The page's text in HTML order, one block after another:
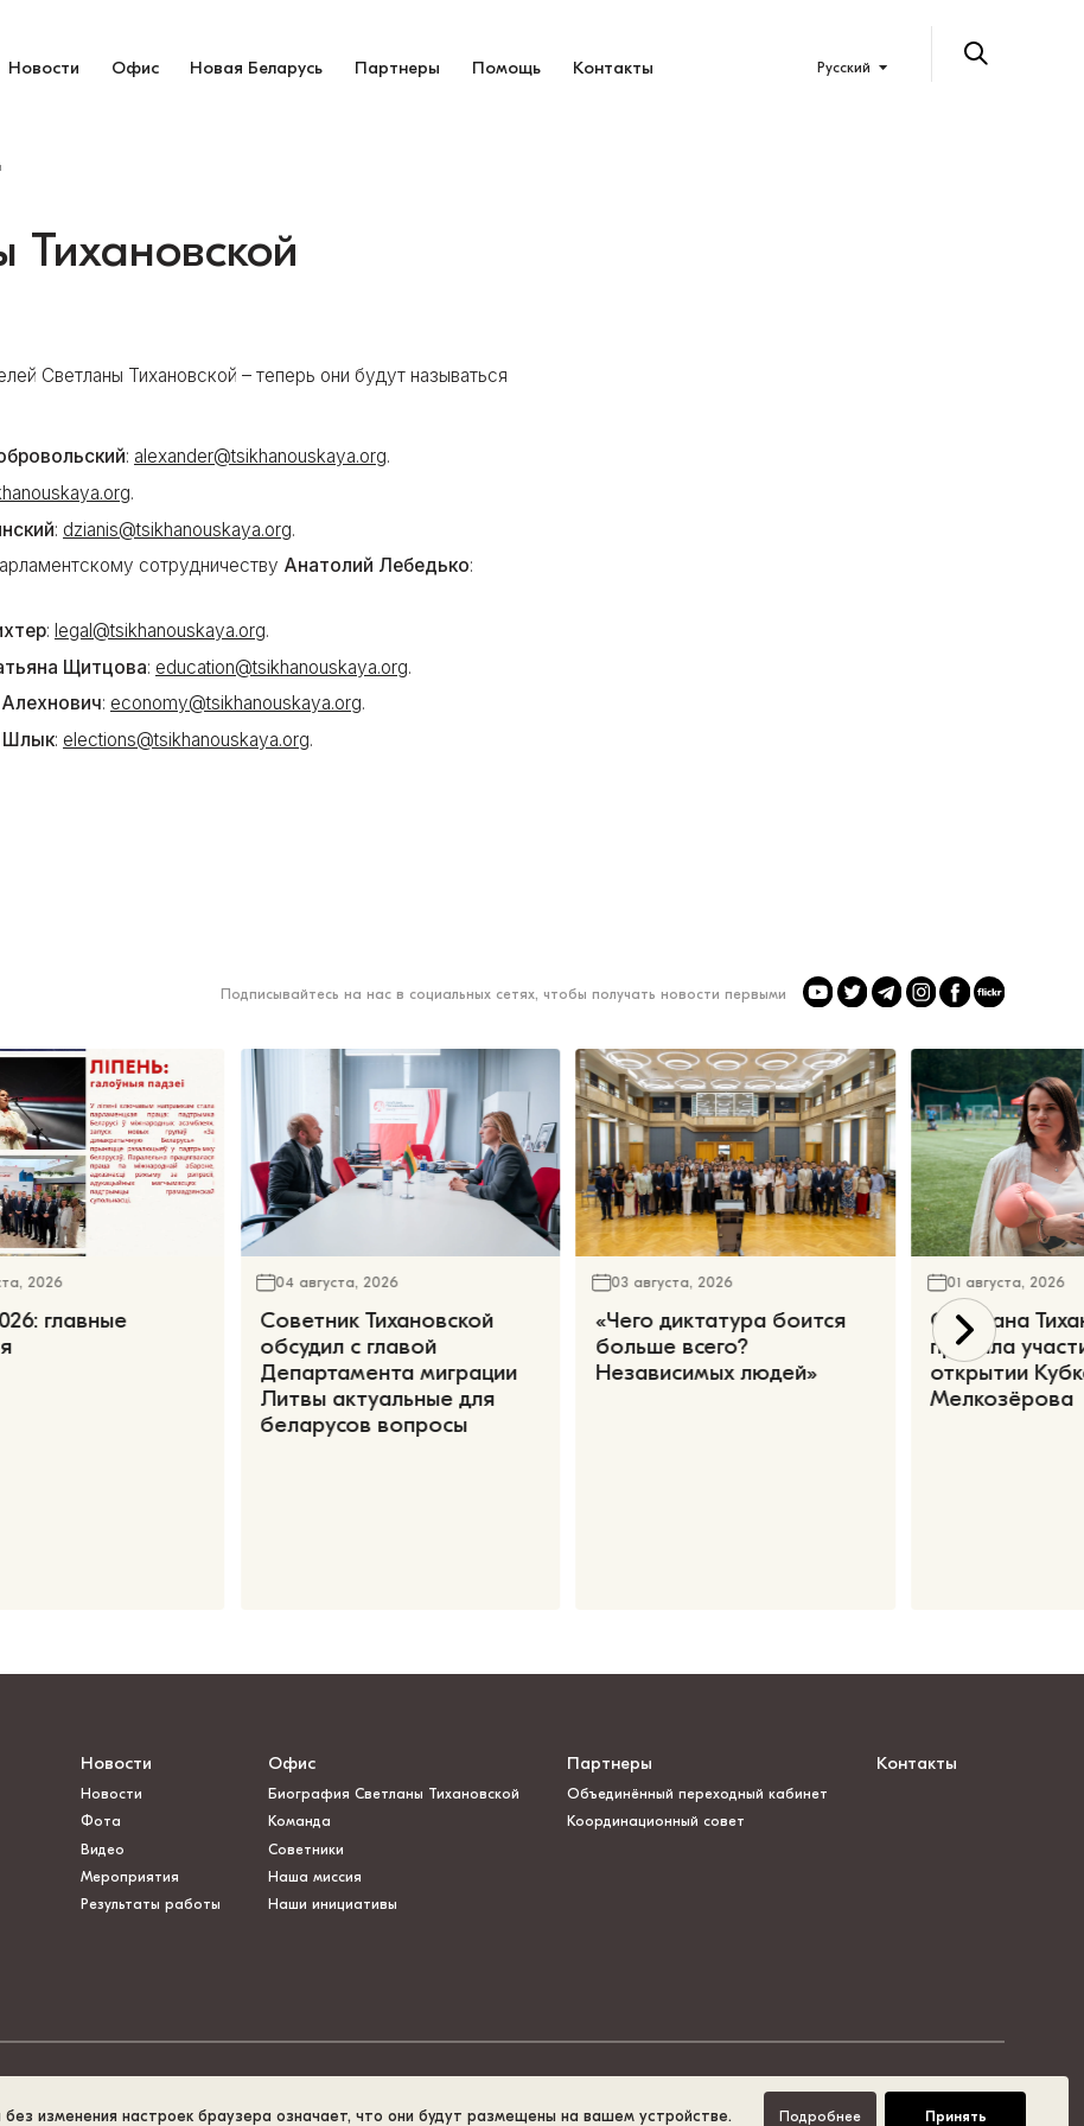
изменения настроек браузера означает, что они будут размещены на вашем устройстве. Подробнее Принять
Новости Офис Новая Беларусь Партнеры Помощь Контакты Русский
Тихановской
Светланы Тихановской – теперь они будут называться
: alexander@tsikhanouskaya.org.
.
: dzianis@tsikhanouskaya.org.
сотрудничеству Анатолий Лебедько:
: legal@tsikhanouskaya.org.
Щитцова: education@tsikhanouskaya.org.
: economy@tsikhanouskaya.org.
Шлык: elections@tsikhanouskaya.org.
Подписывайтесь на нас в социальных сетях, чтобы получать новости первыми
2026
главные
04 августа, 2026
Советник Тихановской
обсудил с главой
Департамента миграции
Литвы актуальные для
беларусов вопросы
03 августа, 2026
«Чего диктатура боится
больше всего?
Независимых людей»
01 августа, 2026
Светлана
приняла
открытии
Мелкозёрова
Новости
Новости
Фота
Видео
Мероприятия
Результаты работы
Офис
Биография Светланы Тихановской
Команда
Советники
Наша миссия
Наши инициативы
Партнеры
Объединённый переходный кабинет
Координационный совет
Контакты